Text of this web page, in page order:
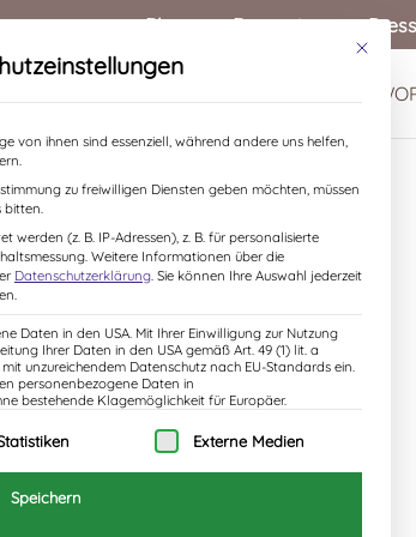
Blog Rezensionen
LESUNGEN /
Wunderding die
ausgesucht. Und dabei
Mit
von ihnen sind essenziell, während andere uns helfen,
zu freiwilligen Diensten geben möchten, müssen
bitten.
(z. B. IP-Adressen), z. B. für personalisierte
Weitere Informationen über die
Datenschutzerklärung. Sie können Ihre Auswahl jederzeit
Daten in den USA. Mit Ihrer Einwilligung zur Nutzung
Ihrer Daten in den USA gemäß Art. 49 (1) lit. a
unzureichendem Datenschutz nach EU-Standards ein.
personenbezogene Daten in
bestehende Klagemöglichkeit für Europäer.
Gruppen, für die eine
Externe Medien
Speichern